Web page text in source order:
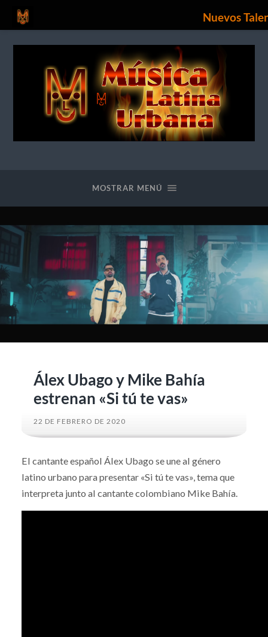
MOSTRAR MENÚ
Álex Ubago y Mike Bahía
estrenan «Si tú te vas»
22 DE FEBRERO DE 2020
El cantante español Álex Ubago se une al género
latino urbano para presentar «Si tú te vas», tema que
interpreta junto al cantante colombiano Mike Bahía.
Nuevos